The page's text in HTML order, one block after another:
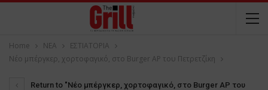
Home NEA
ΕΣΤΙΑΤΟΡΙΑ
Νέο μπέργκερ, χορτοφαγικό, στο Burger AP του Πετρετζίκη
Return to "Νέο μπέργκερ, χορτοφαγικό, στο Burger AP του